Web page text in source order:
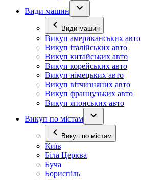
Види машин
Види машин
Викуп американських авто
Викуп італійських авто
Викуп китайських авто
Викуп корейських авто
Викуп німецьких авто
Викуп вітчизняних авто
Викуп французьких авто
Викуп японських авто
Викуп по містам
Викуп по містам
Київ
Біла Церква
Буча
Бориспіль